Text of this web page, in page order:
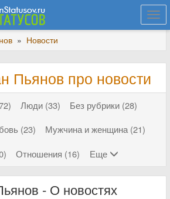
» Новости
Пьянов про новости
Люди (33)
Без рубрики (28)
(23)
Мужчина и женщина (21)
Отношения (16) Еще
- О новостях